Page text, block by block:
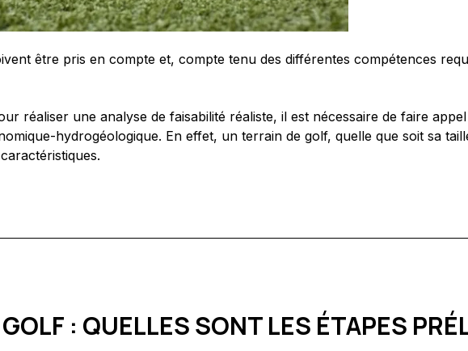
être pris en compte et, compte tenu des différentes compétences
réaliser une analyse de faisabilité réaliste, il est nécessaire de faire
hydrogéologique. En effet, un terrain de golf, quelle que soit sa
: QUELLES SONT LES ÉTAPES